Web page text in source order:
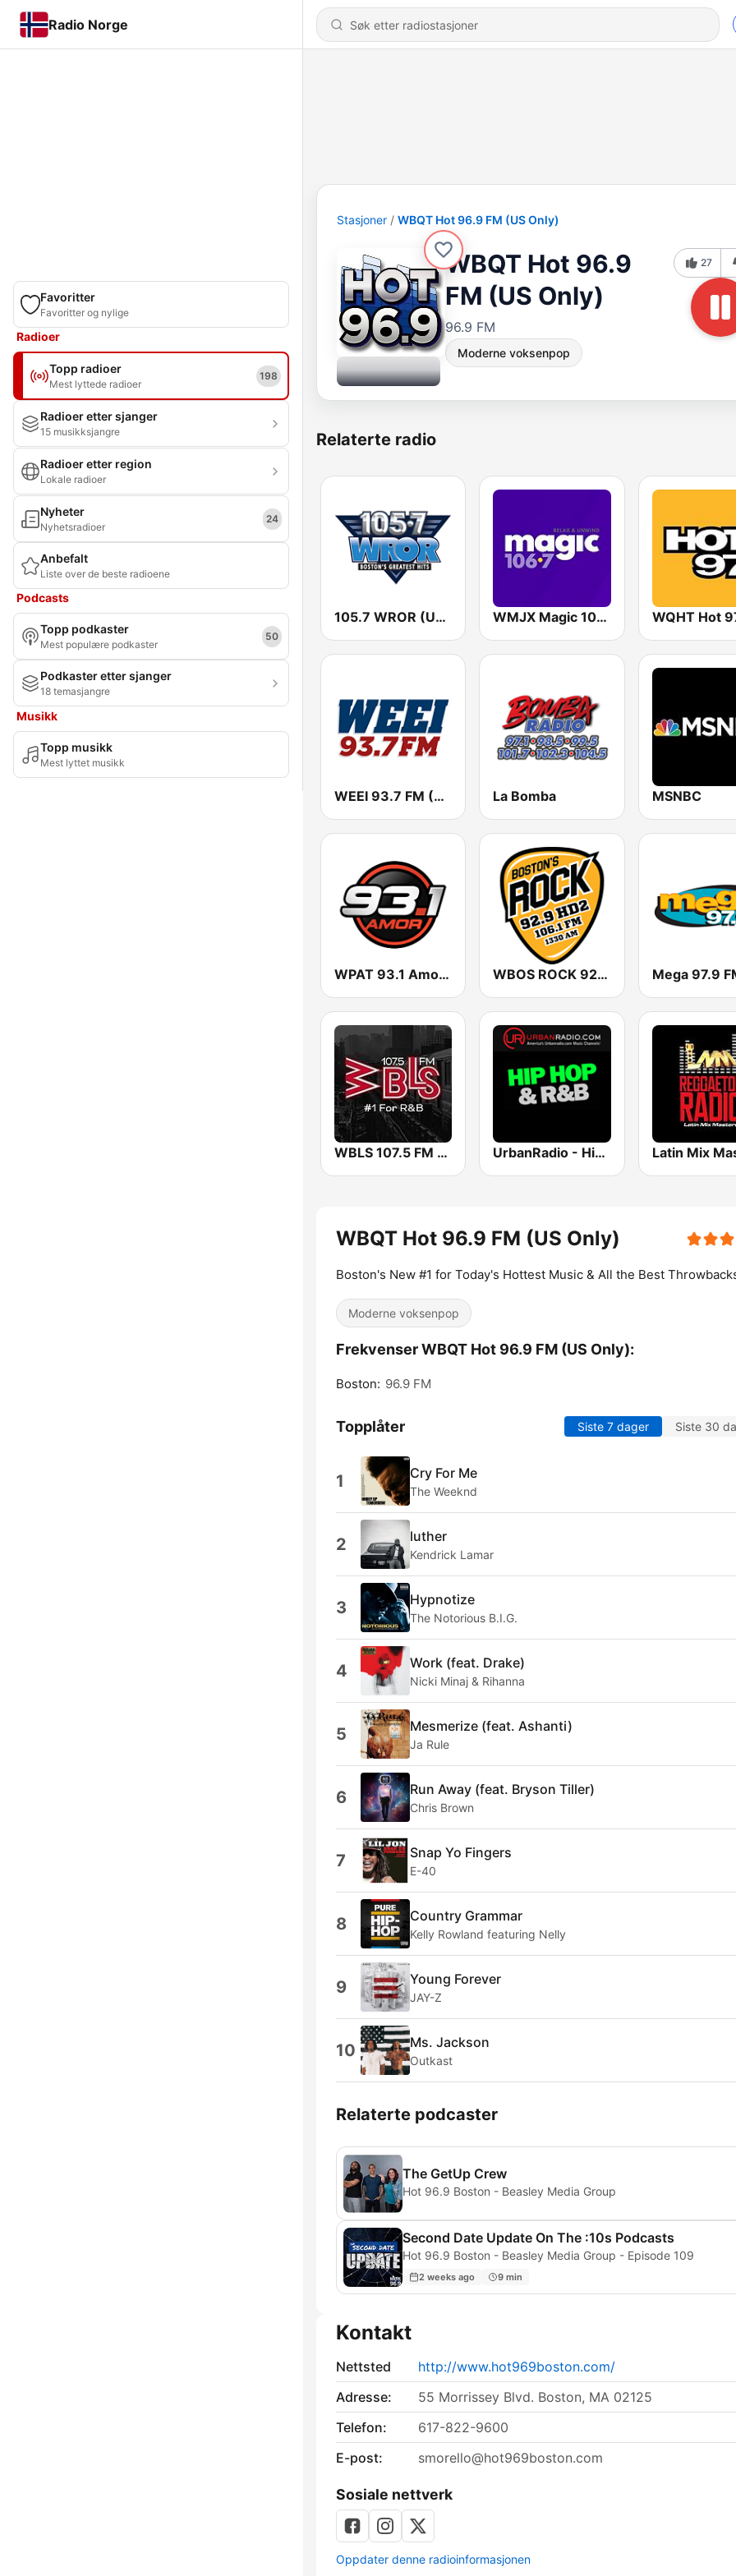
Radio Norge
Favoritter
Favoritter og nylige
Radioer
Topp radioer
Mest lyttede radioer
198
Radioer etter sjanger
15 musikksjangre
Radioer etter region
Lokale radioer
Nyheter
Nyhetsradioer
24
Anbefalt
Liste over de beste radioene
Podcasts
Topp podkaster
Mest populære podkaster
50
Podkaster etter sjanger
18 temasjangre
Musikk
Topp musikk
Mest lyttet musikk
Stasjoner WBQT Hot 96.9 FM (US Only)
WBQT Hot 96.9
FM (US Only)
96.9 FM
Moderne voksenpop
27
Relaterte radio
105.7 WROR (US Only) WMJX Magic 106.7 FM WQHT Hot
WEEI 93.7 FM (US Only) La Bomba MSNBC
WPAT 93.1 Amor FM WBOS ROCK 92.9 FM Mega 97.9
WBLS 107.5 FM (US Only) UrbanRadio - Hip Hop & RnB
WBQT Hot 96.9 FM (US Only)
Boston's New #1 for Today's Hottest Music & All the Best
Moderne voksenpop
Frekvenser WBQT Hot 96.9 FM (US Only):
Boston: 96.9 FM
Topplåter Siste 7 dager Siste 30
1 Cry For Me
The Weeknd
2 luther
Kendrick Lamar
3 Hypnotize
The Notorious B.I.G.
4 Work (feat. Drake)
Nicki Minaj & Rihanna
5 Mesmerize (feat. Ashanti)
Ja Rule
6 Run Away (feat. Bryson Tiller)
Chris Brown
7 Snap Yo Fingers
E-40
8 Country Grammar
Kelly Rowland featuring Nelly
9 Young Forever
JAY-Z
10 Ms. Jackson
Outkast
Relaterte podcaster
The GetUp Crew
Hot 96.9 Boston - Beasley Media Group
Second Date Update On The :10s Podcasts
Hot 96.9 Boston - Beasley Media Group - Episode 109
2 weeks ago 9 min
Kontakt
Nettsted
http://www.hot969boston.com/
Adresse:
55 Morrissey Blvd. Boston, MA 02125
Telefon:
617-822-9600
E-post:
smorello@hot969boston.com
Sosiale nettverk
Oppdater denne radioinformasjonen